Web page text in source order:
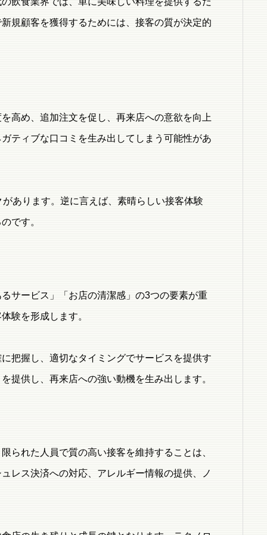
規顧客を獲得するためには、接客の質が決定的
高め、追加注文を促し、再来店への意欲を向上
ティブな口コミを生み出してしまう可能性があ
あります。逆に言えば、素晴らしい接客体験
です。
サービス」「お店の清潔感」の3つの要素が重
験を形成します。
把握し、適切なタイミングでサービスを提供す
提供し、再来店への強い動機を生み出します。
られた人員で質の高い接客を維持することは、
レス決済への対応、アレルギー情報の提供、ノ